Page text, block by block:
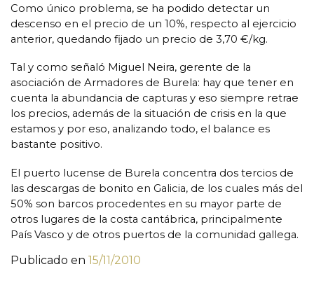
Como único problema, se ha podido detectar un
descenso en el precio de un 10%, respecto al ejercicio
anterior, quedando fijado un precio de 3,70 €/kg.
Tal y como señaló Miguel Neira, gerente de la
asociación de Armadores de Burela: hay que tener en
cuenta la abundancia de capturas y eso siempre retrae
los precios, además de la situación de crisis en la que
estamos y por eso, analizando todo, el balance es
bastante positivo.
El puerto lucense de Burela concentra dos tercios de
las descargas de bonito en Galicia, de los cuales más del
50% son barcos procedentes en su mayor parte de
otros lugares de la costa cantábrica, principalmente
País Vasco y de otros puertos de la comunidad gallega.
Publicado en 15/11/2010